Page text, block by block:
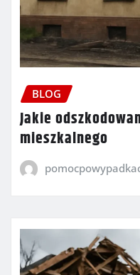
BLOG
Jakie
mieszkalnego